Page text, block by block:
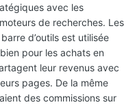
avec les
de recherches. Les
d’outils est utilisée
pour les achats en
leur revenus avec
pages. De la même
des commissions sur